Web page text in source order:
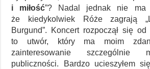
i miłość”? Nadal jednak nie
że kiedykolwiek Róże zagrają
Burgund”. Koncert rozpoczął się od
to utwór, który ma moim
zainteresowanie szczególnie
publiczności. Bardzo ucieszyłem